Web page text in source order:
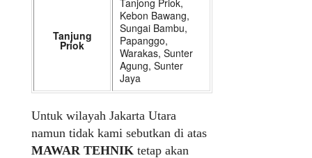
Tanjung
Priok
Tanjong Priok,
Kebon Bawang,
Sungai Bambu,
Papanggo,
Warakas, Sunter
Agung, Sunter
Jaya
Untuk wilayah Jakarta Utara
namun tidak kami sebutkan di atas
MAWAR TEHNIK tetap akan